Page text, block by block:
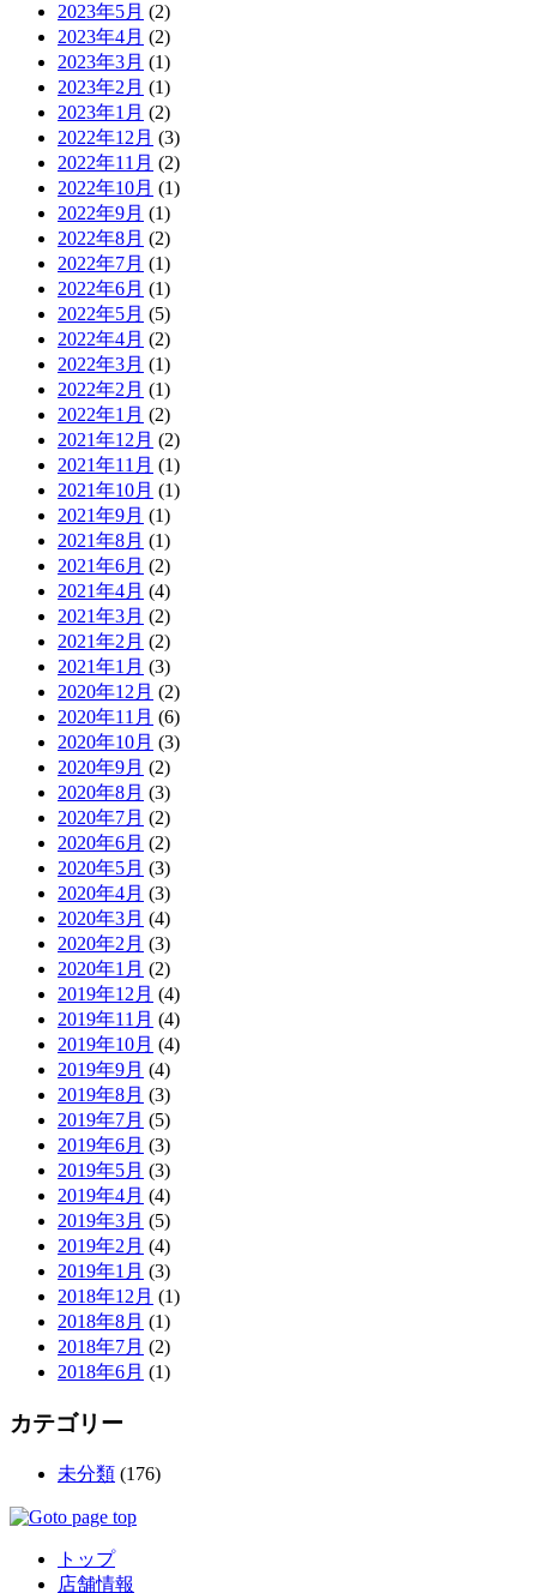
2023年5月 (2)
2023年4月 (2)
2023年3月 (1)
2023年2月 (1)
2023年1月 (2)
2022年12月 (3)
2022年11月 (2)
2022年10月 (1)
2022年9月 (1)
2022年8月 (2)
2022年7月 (1)
2022年6月 (1)
2022年5月 (5)
2022年4月 (2)
2022年3月 (1)
2022年2月 (1)
2022年1月 (2)
2021年12月 (2)
2021年11月 (1)
2021年10月 (1)
2021年9月 (1)
2021年8月 (1)
2021年6月 (2)
2021年4月 (4)
2021年3月 (2)
2021年2月 (2)
2021年1月 (3)
2020年12月 (2)
2020年11月 (6)
2020年10月 (3)
2020年9月 (2)
2020年8月 (3)
2020年7月 (2)
2020年6月 (2)
2020年5月 (3)
2020年4月 (3)
2020年3月 (4)
2020年2月 (3)
2020年1月 (2)
2019年12月 (4)
2019年11月 (4)
2019年10月 (4)
2019年9月 (4)
2019年8月 (3)
2019年7月 (5)
2019年6月 (3)
2019年5月 (3)
2019年4月 (4)
2019年3月 (5)
2019年2月 (4)
2019年1月 (3)
2018年12月 (1)
2018年8月 (1)
2018年7月 (2)
2018年6月 (1)
カテゴリー
未分類 (176)
トップ
店舗情報